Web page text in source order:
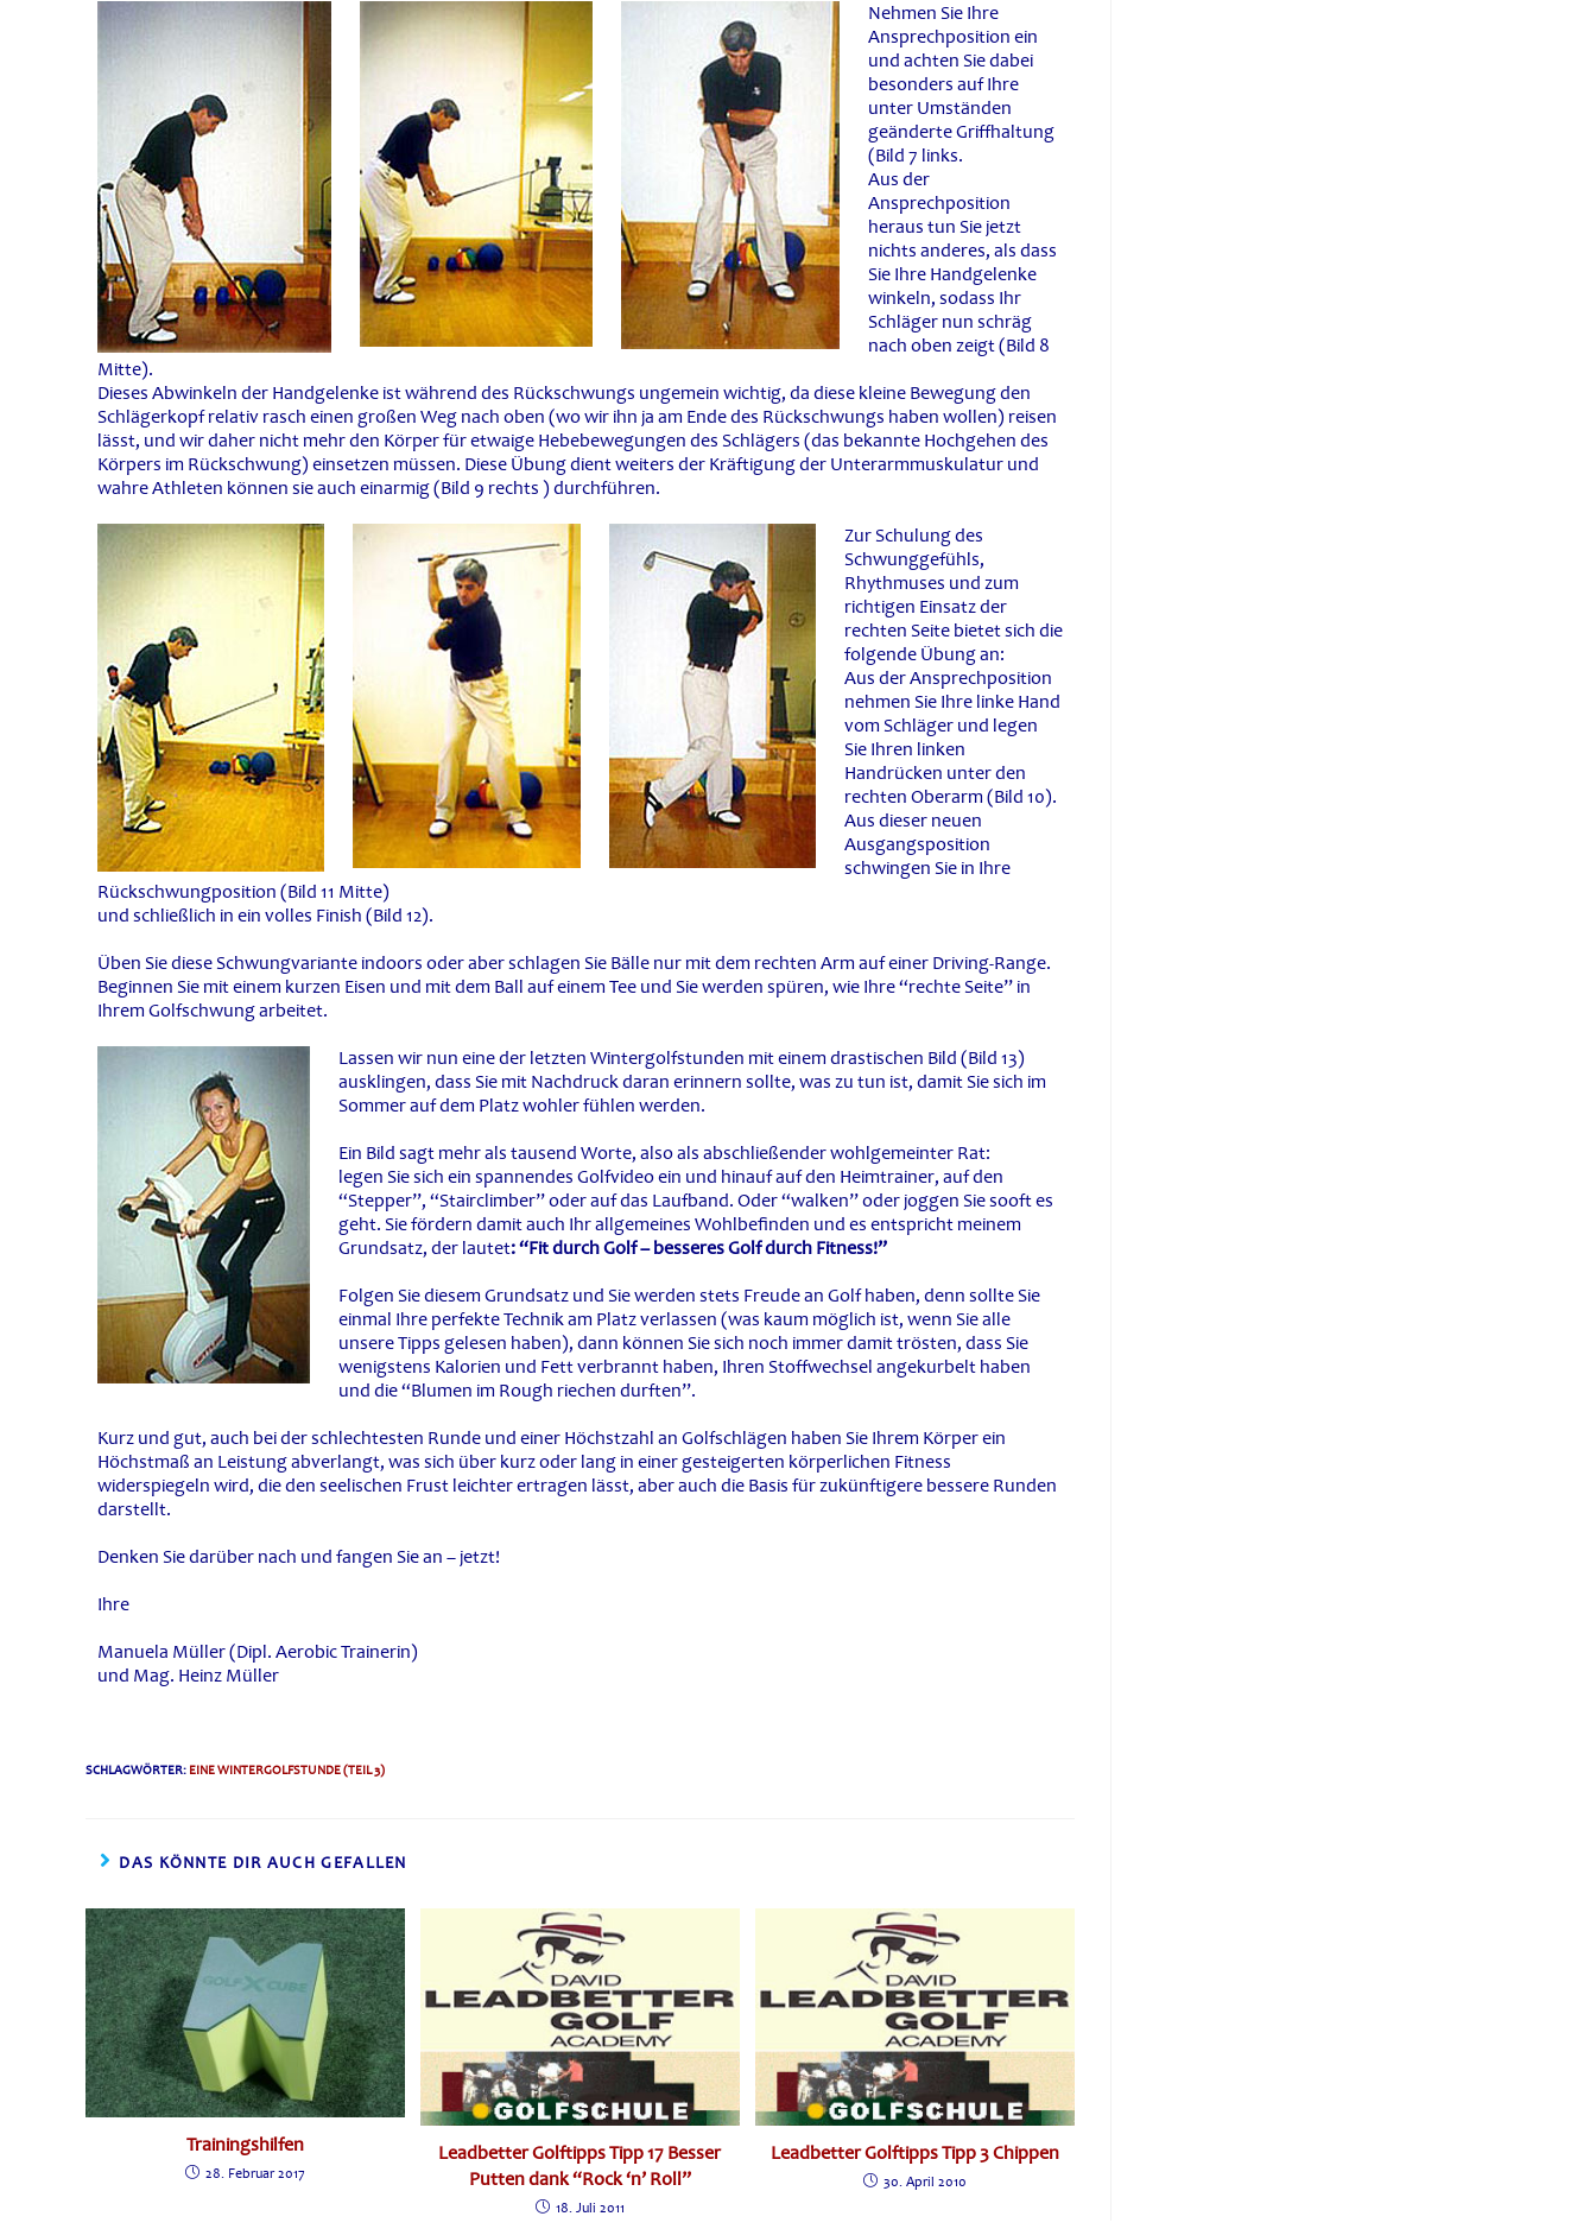
Nehmen Sie Ihre
Ansprechposition ein
und achten Sie dabei
besonders auf Ihre
unter Umständen
geänderte Griffhaltung
(Bild 7 links.
Aus der
Ansprechposition
heraus tun Sie jetzt
nichts anderes, als dass
Sie Ihre Handgelenke
winkeln, sodass Ihr
Schläger nun schräg
nach oben zeigt (Bild 8
Mitte).
Dieses Abwinkeln der Handgelenke ist während des Rückschwungs ungemein wichtig, da diese kleine Bewegung den
Schlägerkopf relativ rasch einen großen Weg nach oben (wo wir ihn ja am Ende des Rückschwungs haben wollen) reisen
lässt, und wir daher nicht mehr den Körper für etwaige Hebebewegungen des Schlägers (das bekannte Hochgehen des
Körpers im Rückschwung) einsetzen müssen. Diese Übung dient weiters der Kräftigung der Unterarmmuskulatur und
wahre Athleten können sie auch einarmig (Bild 9 rechts ) durchführen.
Zur Schulung des
Schwunggefühls,
Rhythmuses und zum
richtigen Einsatz der
rechten Seite bietet sich die
folgende Übung an:
Aus der Ansprechposition
nehmen Sie Ihre linke Hand
vom Schläger und legen
Sie Ihren linken
Handrücken unter den
rechten Oberarm (Bild 10).
Aus dieser neuen
Ausgangsposition
schwingen Sie in Ihre
Rückschwungposition (Bild 11 Mitte)
und schließlich in ein volles Finish (Bild 12).
Üben Sie diese Schwungvariante indoors oder aber schlagen Sie Bälle nur mit dem rechten Arm auf einer Driving-Range.
Beginnen Sie mit einem kurzen Eisen und mit dem Ball auf einem Tee und Sie werden spüren, wie Ihre “rechte Seite” in
Ihrem Golfschwung arbeitet.
Lassen wir nun eine der letzten Wintergolfstunden mit einem drastischen Bild (Bild 13)
ausklingen, dass Sie mit Nachdruck daran erinnern sollte, was zu tun ist, damit Sie sich im
Sommer auf dem Platz wohler fühlen werden.
Ein Bild sagt mehr als tausend Worte, also als abschließender wohlgemeinter Rat:
legen Sie sich ein spannendes Golfvideo ein und hinauf auf den Heimtrainer, auf den
“Stepper”, “Stairclimber” oder auf das Laufband. Oder “walken” oder joggen Sie sooft es
geht. Sie fördern damit auch Ihr allgemeines Wohlbefinden und es entspricht meinem
Grundsatz, der lautet: “Fit durch Golf – besseres Golf durch Fitness!”
Folgen Sie diesem Grundsatz und Sie werden stets Freude an Golf haben, denn sollte Sie
einmal Ihre perfekte Technik am Platz verlassen (was kaum möglich ist, wenn Sie alle
unsere Tipps gelesen haben), dann können Sie sich noch immer damit trösten, dass Sie
wenigstens Kalorien und Fett verbrannt haben, Ihren Stoffwechsel angekurbelt haben
und die “Blumen im Rough riechen durften”.
Kurz und gut, auch bei der schlechtesten Runde und einer Höchstzahl an Golfschlägen haben Sie Ihrem Körper ein
Höchstmaß an Leistung abverlangt, was sich über kurz oder lang in einer gesteigerten körperlichen Fitness
widerspiegeln wird, die den seelischen Frust leichter ertragen lässt, aber auch die Basis für zukünftigere bessere Runden
darstellt.
Denken Sie darüber nach und fangen Sie an – jetzt!
Ihre
Manuela Müller (Dipl. Aerobic Trainerin)
und Mag. Heinz Müller
SCHLAGWÖRTER: EINE WINTERGOLFSTUNDE (TEIL 3)
DAS KÖNNTE DIR AUCH GEFALLEN
Trainingshilfen
28. Februar 2017
Leadbetter Golftipps Tipp 17 Besser
Putten dank “Rock ‘n’ Roll”
18. Juli 2011
Leadbetter Golftipps Tipp 3 Chippen
30. April 2010